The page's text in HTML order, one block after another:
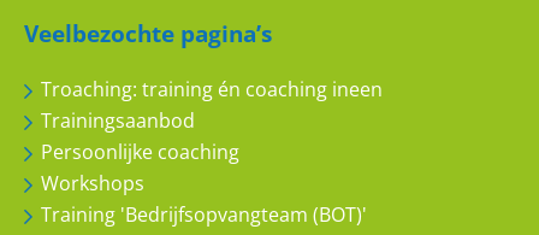
Veelbezochte pagina’s
Troaching: training én coaching ineen
Trainingsaanbod
Persoonlijke coaching
Workshops
Training 'Bedrijfsopvangteam (BOT)'